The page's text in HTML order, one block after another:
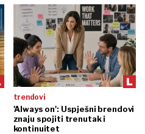
trendovi
'Always on': Uspješni brendovi
znaju spojiti trenutak i
kontinuitet